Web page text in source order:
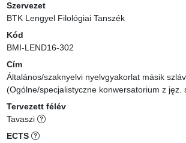
Szervezet
BTK Lengyel Filológiai Tanszék
Kód
BMI-LEND16-302
Cím
Általános/szaknyelvi nyelvgyakorlat másik
(Ogólne/specjalistyczne konwersatorium z jęz.
Tervezett félév
Tavaszi
ECTS